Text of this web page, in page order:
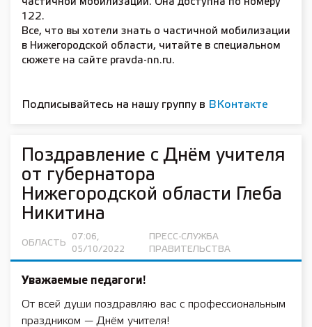
частичной мобилизации. Она доступна по номеру
122.
Все, что вы хотели знать о частичной мобилизации
в Нижегородской области, читайте в специальном
сюжете на сайте pravda-nn.ru.
Подписывайтесь на нашу группу в ВКонтакте
Поздравление с Днём учителя
от губернатора
Нижегородской области Глеба
Никитина
ОБЛАСТЬ
07:06,
05/10/2022
ПРЕСС-СЛУЖБА
ПРАВИТЕЛЬСТВА
Уважаемые педагоги!
От всей души поздравляю вас с профессиональным
праздником — Днём учителя!